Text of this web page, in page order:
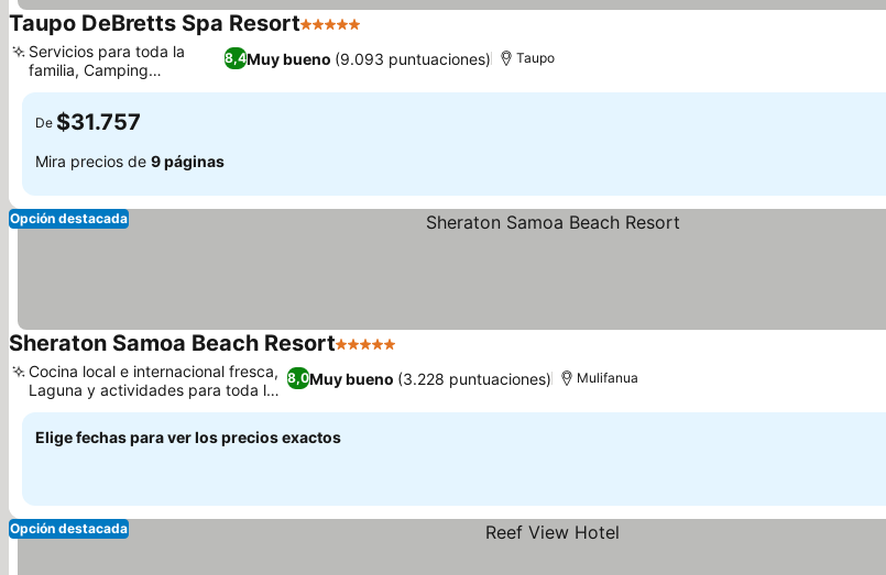
Taupo DeBretts Spa Resort5 Estrellas
8,4Muy bueno (9.093 puntuaciones)
Servicios para toda la
familia, Camping
galardonado
Taupo
De $31.757
Mira precios de 9 páginas
Opción destacada
Sheraton Samoa Beach Resort5 Estrellas
8,0Muy bueno (3.228 puntuaciones)
Cocina local e internacional fresca,
Laguna y actividades para toda la
familia
Mulifanua
Elige fechas para ver los precios exactos
Opción destacada